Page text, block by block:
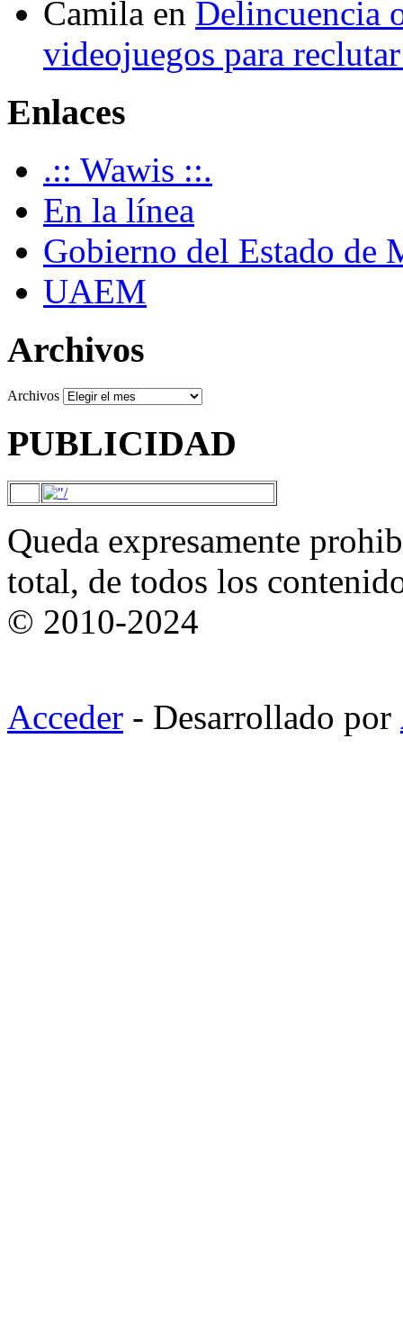
Camila en Delincuencia
videojuegos para
Enlaces
.:: Wawis ::.
En la línea
Gobierno del Estado de
UAEM
Archivos
Archivos
PUBLICIDAD
Queda expresamente
total, de todos los
© 2010-2024
Acceder - Desarrollado por